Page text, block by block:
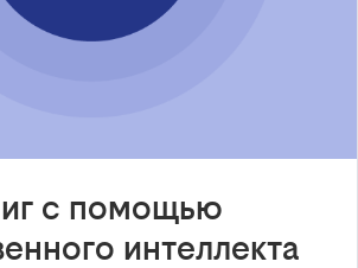
с помощью
интеллекта